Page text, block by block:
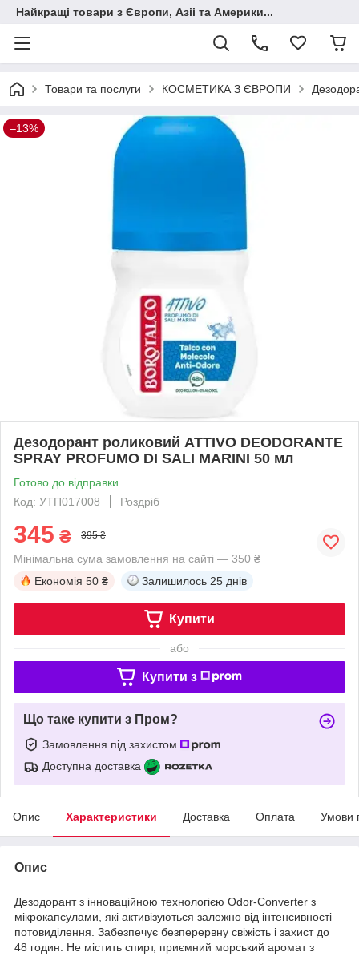
Найкращі товари з Європи, Азіі та Америки...
Товари та послуги КОСМЕТИКА З ЄВРОПИ
–13%
Дезодорант роликовий ATTIVO DEODORANTE
SPRAY PROFUMO DI SALI MARINI 50 мл
Готово до відправки
Код: УТП017008
Роздріб
345 ₴ 395 ₴
Мінімальна сума замовлення на сайті — 350 ₴
Економія 50 ₴ Залишилось 25 днів
Купити
або
Купити з
Що таке купити з Пром?
Замовлення під захистом
Доступна доставка
Опис Характеристики Доставка Оплата Умови
Опис
Дезодорант з інноваційною технологією Odor-Converter з
мікрокапсулами, які активізуються залежно від інтенсивності
потовиділення. Забезпечує безперервну свіжість і захист до
48 годин. Не містить спирт, приємний морський аромат з